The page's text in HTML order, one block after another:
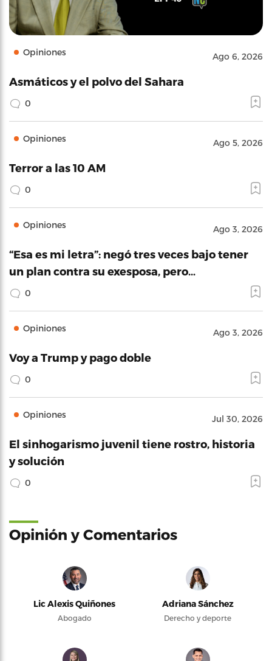
Opiniones Ago 6, 2026
Asmáticos y el polvo del Sahara
0
Opiniones Ago 5, 2026
Terror a las 10 AM
0
Opiniones Ago 3, 2026
“Esa es mi letra”: negó tres veces bajo tener
un plan contra su exesposa, pero…
0
Opiniones Ago 3, 2026
Voy a Trump y pago doble
0
Opiniones Jul 30, 2026
El sinhogarismo juvenil tiene rostro, historia
y solución
0
Opinión y Comentarios
Lic Alexis Quiñones
Abogado
Adriana Sánchez
Derecho y deporte